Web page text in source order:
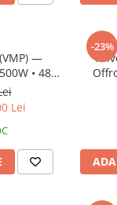
—
• 48V
DGT
Lei
-23%